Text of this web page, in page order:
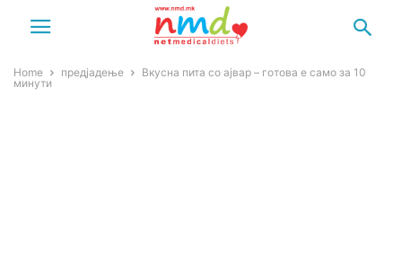
Home предјадење
Вкусна пита со ајвар – готова е само за 10
минути